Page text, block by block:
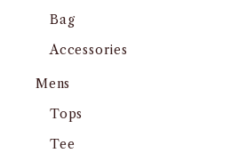
Bag
Accessories
Mens
Tops
Tee